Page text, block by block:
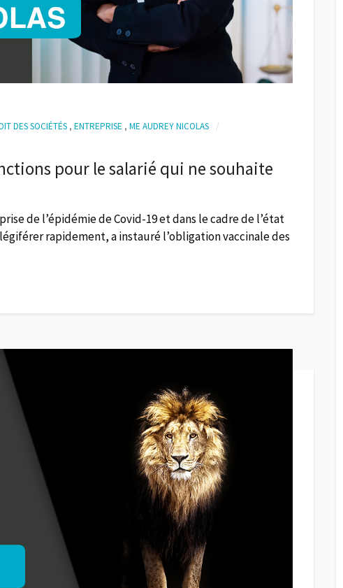
DES SOCIÉTÉS , ENTREPRISE , ME AUDREY NICOLAS
pour le salarié qui ne souhaite
de l’épidémie de Covid-19 et dans le cadre de l’état
rapidement, a instauré l’obligation vaccinale des